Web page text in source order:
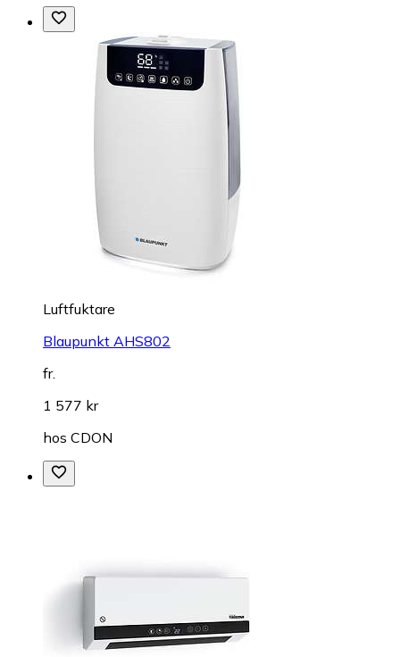
Luftfuktare
Blaupunkt AHS802
fr.
1 577 kr
hos CDON